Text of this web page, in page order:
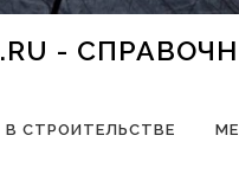
-
В СТРОИТЕЛЬСТВЕ